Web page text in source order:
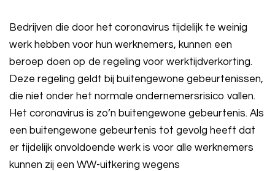
Bedrijven die door het coronavirus tijdelijk te weinig
werk hebben voor hun werknemers, kunnen een
beroep doen op de regeling voor werktijdverkorting.
Deze regeling geldt bij buitengewone gebeurtenissen,
die niet onder het normale ondernemersrisico vallen.
Het coronavirus is zo’n buitengewone gebeurtenis. Als
een buitengewone gebeurtenis tot gevolg heeft dat
er tijdelijk onvoldoende werk is voor alle werknemers
kunnen zij een WW-uitkering wegens